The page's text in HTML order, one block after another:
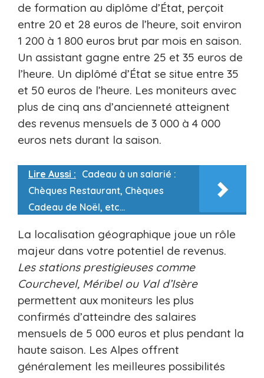
de formation au diplôme d’État, perçoit
entre 20 et 28 euros de l’heure, soit environ
1 200 à 1 800 euros brut par mois en saison.
Un assistant gagne entre 25 et 35 euros de
l’heure. Un diplômé d’État se situe entre 35
et 50 euros de l’heure. Les moniteurs avec
plus de cinq ans d’ancienneté atteignent
des revenus mensuels de 3 000 à 4 000
euros nets durant la saison.
Lire Aussi : Cadeau à un salarié :
Chèques Restaurant, Chèques
Cadeau de Noël, etc…
La localisation géographique joue un rôle
majeur dans votre potentiel de revenus.
Les stations prestigieuses comme
Courchevel, Méribel ou Val d’Isère
permettent aux moniteurs les plus
confirmés d’atteindre des salaires
mensuels de 5 000 euros et plus pendant la
haute saison. Les Alpes offrent
généralement les meilleures possibilités